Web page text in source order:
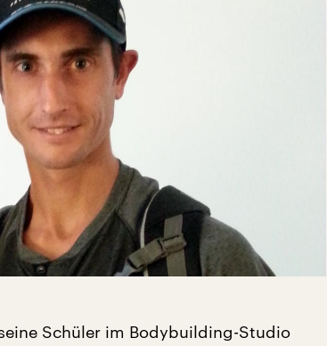
Schüler im Bodybuilding-Studio